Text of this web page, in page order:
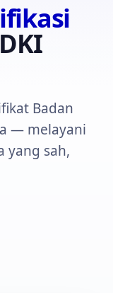
Badan
— melayani
yang sah,